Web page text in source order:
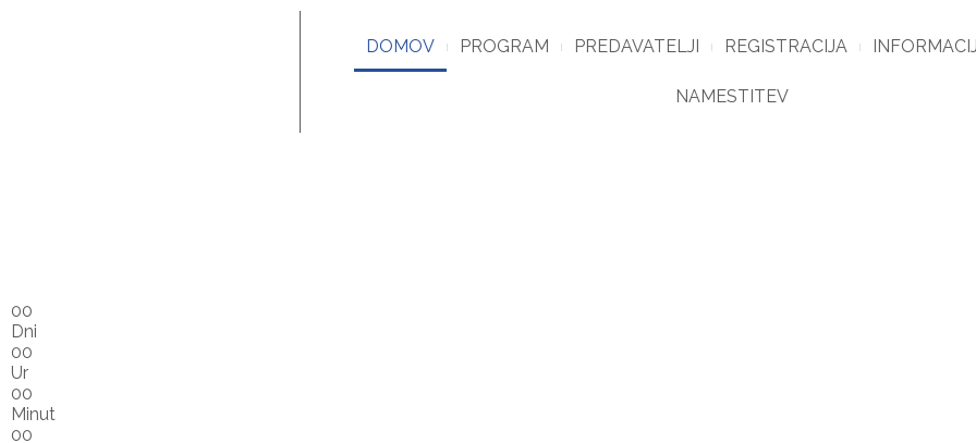
DOMOV PROGRAM PREDAVATELJI REGISTRACIJA
NAMESTITEV
00
Dni
00
Ur
00
Minut
00